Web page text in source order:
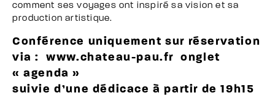
comment ses voyages ont inspiré sa vision et sa
production artistique.
Conférence uniquement sur réservation
via :www.chateau-pau.fronglet
« agenda »
suivie d’une dédicace à partir de 19h15